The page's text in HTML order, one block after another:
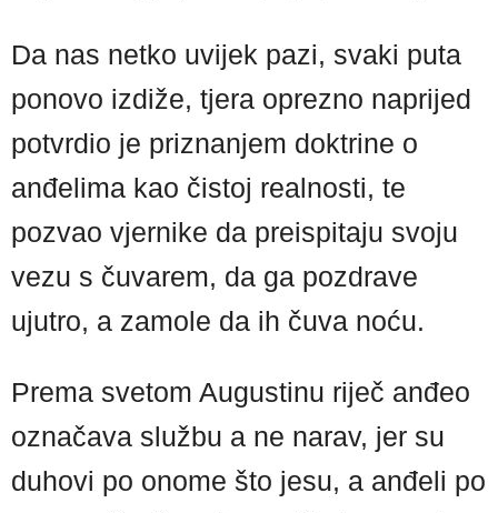
Da nas netko uvijek pazi, svaki puta
ponovo izdiže, tjera oprezno naprijed
potvrdio je priznanjem doktrine o
anđelima kao čistoj realnosti, te
pozvao vjernike da preispitaju svoju
vezu s čuvarem, da ga pozdrave
ujutro, a zamole da ih čuva noću.
Prema svetom Augustinu riječ anđeo
označava službu a ne narav, jer su
duhovi po onome što jesu, a anđeli po